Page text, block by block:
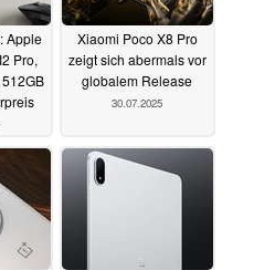
Apple
Pro,
Xiaomi Poco X8 Pro
zeigt sich abermals vor
globalem Release
30.07.2025